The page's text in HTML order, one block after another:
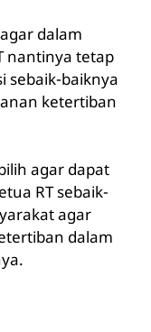
dalam
nantinya tetap
sebaik-baiknya
ketertiban
agar dapat
RT sebaik-
agar
dalam